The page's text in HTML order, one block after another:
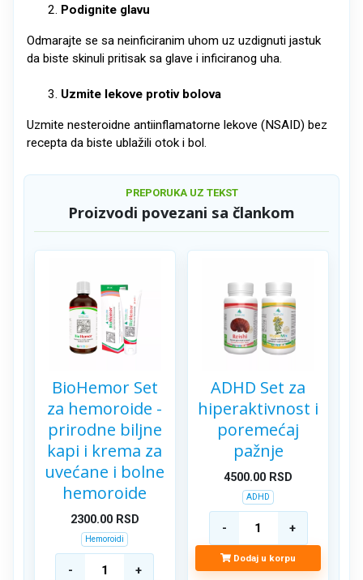
Podignite glavu
Odmarajte se sa neinficiranim uhom uz uzdignuti jastuk
da biste skinuli pritisak sa glave i inficiranog uha.
Uzmite lekove protiv bolova
Uzmite nesteroidne antiinflamatorne lekove (NSAID) bez
recepta da biste ublažili otok i bol.
PREPORUKA UZ TEKST
Proizvodi povezani sa člankom
BioHemor Set
za hemoroide -
prirodne biljne
kapi i krema za
uvećane i bolne
hemoroide
2300.00RSD
Hemoroidi
ADHD Set za
hiperaktivnost i
poremećaj
pažnje
4500.00 RSD
ADHD
Dodaj u korpu